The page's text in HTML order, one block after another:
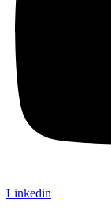
Linkedin